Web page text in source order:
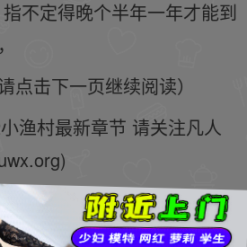
不定得晚个半年一年才能到
点击下一页继续阅读）
渔村最新章节 请关注凡人